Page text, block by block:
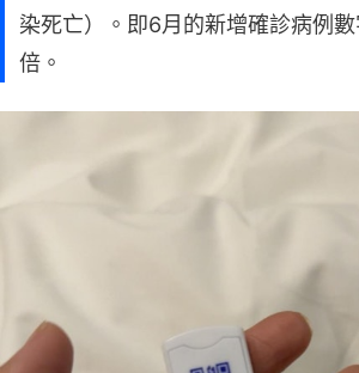
染死亡）。即6月的新增確診病例
倍。